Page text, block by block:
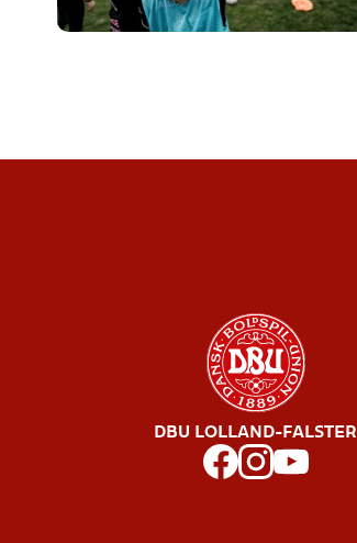
DBU LOLLAND-FALSTER